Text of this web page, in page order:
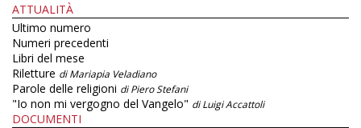
ATTUALITÀ
Ultimo numero
Numeri precedenti
Libri del mese
Riletture di Mariapia Veladiano
Parole delle religioni di Piero Stefani
"Io non mi vergogno del Vangelo" di Luigi Accattoli
DOCUMENTI